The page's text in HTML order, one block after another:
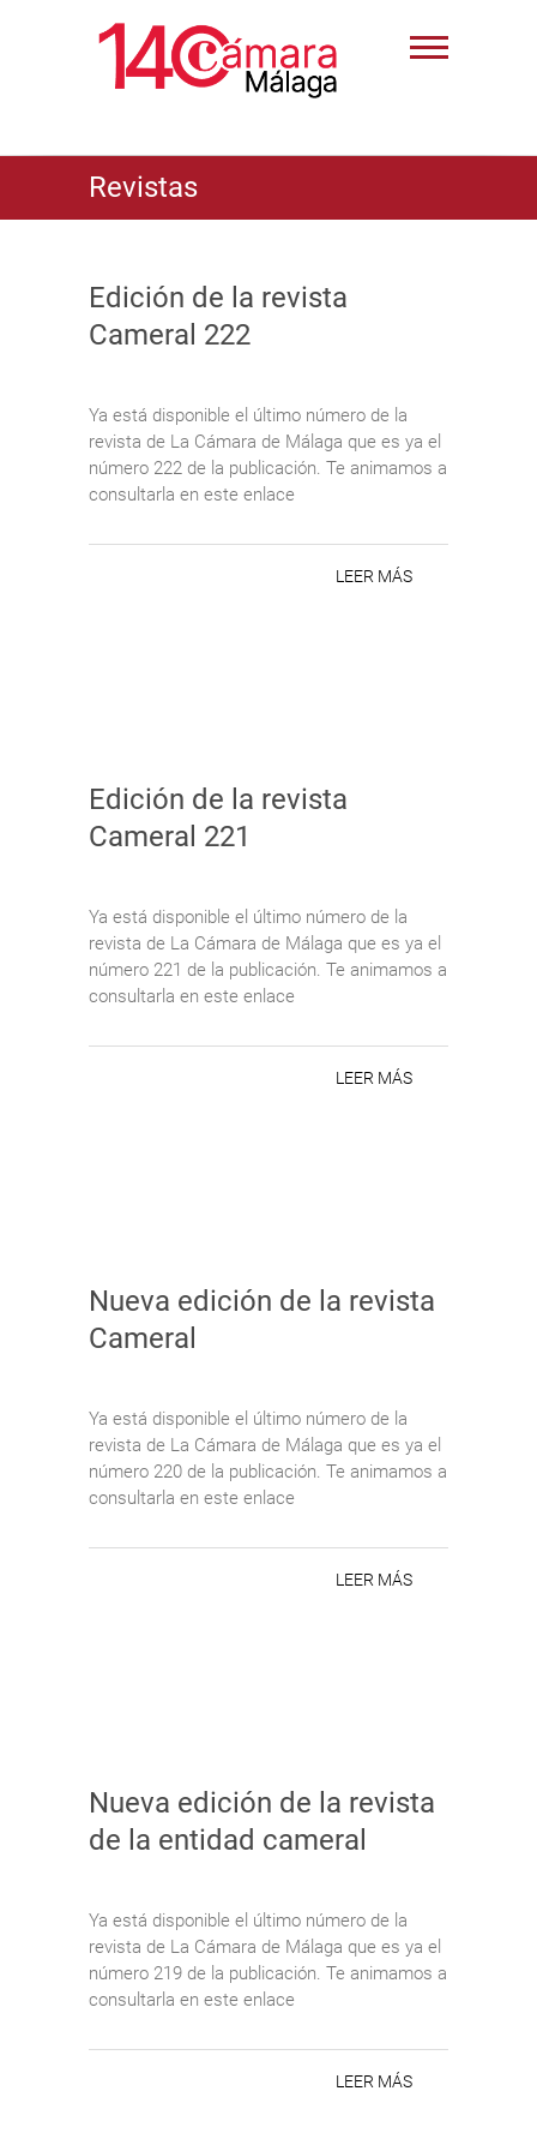
Revistas
Edición de la revista
Cameral 222
Ya está disponible el último número de la
revista de La Cámara de Málaga que es ya el
número 222 de la publicación. Te animamos a
consultarla en este enlace
LEER MÁS
Edición de la revista
Cameral 221
Ya está disponible el último número de la
revista de La Cámara de Málaga que es ya el
número 221 de la publicación. Te animamos a
consultarla en este enlace
LEER MÁS
Nueva edición de la revista
Cameral
Ya está disponible el último número de la
revista de La Cámara de Málaga que es ya el
número 220 de la publicación. Te animamos a
consultarla en este enlace
LEER MÁS
Nueva edición de la revista
de la entidad cameral
Ya está disponible el último número de la
revista de La Cámara de Málaga que es ya el
número 219 de la publicación. Te animamos a
consultarla en este enlace
LEER MÁS